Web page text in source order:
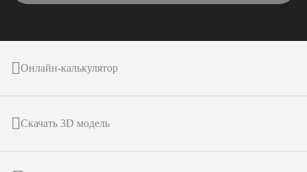
Онлайн-калькулятор
Скачать 3D модель